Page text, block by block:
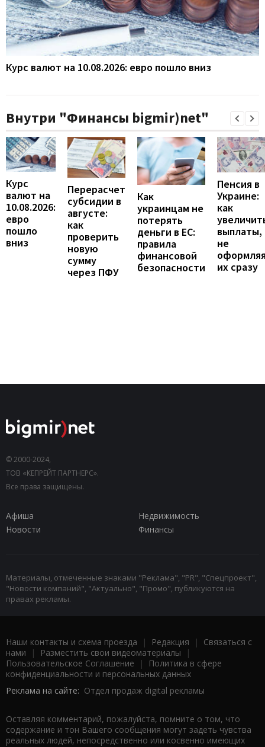
Курс валют на 10.08.2026: евро пошло вниз
Внутри "Финансы bigmir)net"
Курс
валют на
10.08.2026:
евро
пошло
вниз
Перерасчет
субсидии в
августе:
как
проверить
новую
сумму
через ПФУ
Как
украинцам не
потерять
деньги в ЕС:
правила
финансовой
безопасности
Пенсия в
Украине:
как
выплаты,
не
их сразу
© 2000-2024,
ТОВ «КЕПРЕЙТ ПАРТНЕРС».
Все права защищены.
Афиша
Недвижимость
Новости
Финансы
Материалы, отмеченные знаками "Реклама", "PR", "Спецпроект",
"Новости компаний", "Актуально", "Промо", публикуются на
правах рекламы.
Наши контакты и схема проезда | Редакция | Связаться с
нами | Разместить свои видеоматериалы |
Пользовательское Соглашение |
Политика в сфере
конфиденциальности и персональных данных
Реклама на сайте: Отдел продаж digital рекламы
Оставляя комментарий, пожалуйста, помните о том, что
содержание и тон Вашего сообщения могут задеть чувства
реальных людей, непосредственно или косвенно имеющих